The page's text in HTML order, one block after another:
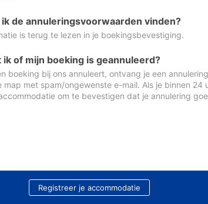
ik de annuleringsvoorwaarden vinden?
is terug te lezen in je boekingsbevestiging.
ik of mijn boeking is geannuleerd?
boeking bij ons annuleert, ontvang je een
map met spam/ongewenste e-mail. Als je binnen
om te bevestigen dat je annulering
Registreer je accommodatie